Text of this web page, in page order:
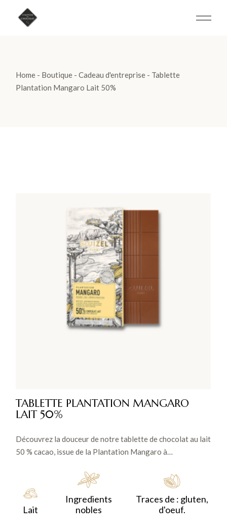
content
Home Boutique Cadeau d'entreprise
Tablette
Plantation Mangaro Lait 50%
TABLETTE PLANTATION MANGARO
LAIT 50%
Découvrez la douceur de notre tablette de chocolat au lait
50 % cacao, issue de la Plantation Mangaro à
combinées à la richesse du lait, vous offrent une
expérience chocolatée unique.
Lait
Ingredients
nobles
Traces de : gluten,
d'oeuf.